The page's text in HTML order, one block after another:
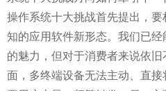
操作系统十大挑战首先提出，
知的应用软件新形态。我们已
的魅力，但对于消费者来说依
面，多终端设备无法主动、直